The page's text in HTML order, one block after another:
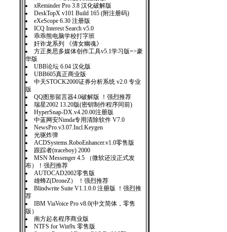
xReminder Pro 3.8 汉化破解版
DeskTopX v101 Build 165 (附注册码)
eXeScope 6.30 注册版
ICQ Interest Search v5.0
乖乖熊电脑学校打字班
奸诈龙系列 《倩女幽魂》
方正奥思多媒体创作工具v5.1学习版=>豪
华版
UBB论坛 6.04 汉化版
UBB605真正商业版
中天STOCK2000证券分析系统 v2.0 专业
版
QQ图形留言器4.0破解版 ！强烈推荐
瑞星2002 13.20版(密钥制作程序同前)
HyperSnap-DX.v4.20.00注册版
中蓝网安Nimda专用清除软件 V7.0
NewsPro.v3.07.Incl.Keygen
光驱炸弹
ACDSystems.RoboEnhancer.v1.0零售版
跟踪者(traceboy) 2000
MSN Messenger 4.5 （微软还没正式发
布）！强烈推荐
AUTOCAD2002零售版
雄蜂Z(DroneZ） ！强烈推荐
Blindwrite Suite V1.1.0.0 注册版 ！强烈推
荐
IBM ViaVoice Pro v8.0(中文简体，零售
版）
南方起名程序商业版
NTFS for Win9x 零售版